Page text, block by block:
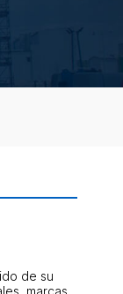
de su
marcas